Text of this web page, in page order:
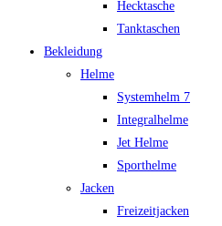
Hecktasche
Tanktaschen
Bekleidung
Helme
Systemhelm 7
Integralhelme
Jet Helme
Sporthelme
Jacken
Freizeitjacken